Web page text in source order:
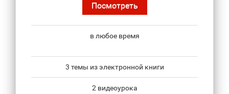
Посмотреть
в любое время
3 темы из электронной книги
2 видеоурока